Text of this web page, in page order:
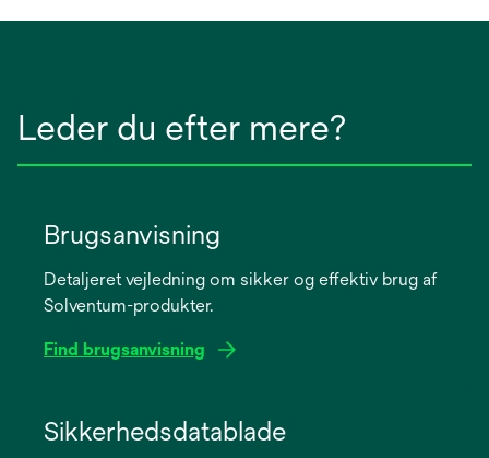
Leder du efter mere?
Brugsanvisning
Detaljeret vejledning om sikker og effektiv brug af
Solventum-produkter.
Find brugsanvisning
Sikkerhedsdatablade